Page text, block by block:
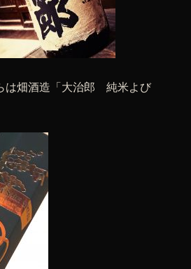
は畑酒造「大治郎 純米よび